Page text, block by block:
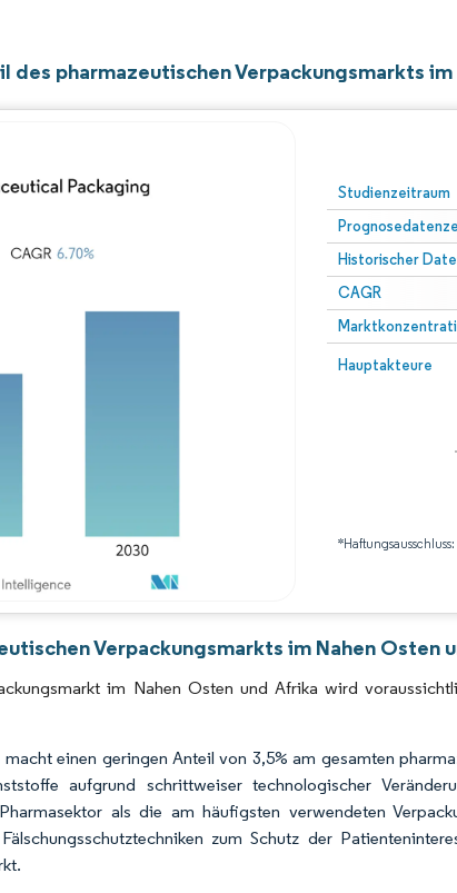
des pharmazeutischen Verpackungsmarkts
Studienzeitraum
Historischer
CAGR
Hauptakteure
Verpackungsmarkts im Nahen Osten
im Nahen Osten und Afrika wird
einen geringen Anteil von 3,5% am gesamten
aufgrund schrittweiser technologischer
als die am häufigsten verwendeten
zum Schutz der